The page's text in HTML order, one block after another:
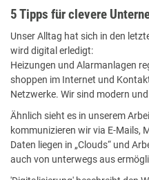
5 Tipps für clevere
Unser Alltag hat sich in den
wird digital erledigt:
Heizungen und Alarmanlagen
shoppen im Internet und
Netzwerke. Wir sind modern
Ähnlich sieht es in unserem
kommunizieren wir via E-Mails,
Daten liegen in „Clouds“ und
auch von unterwegs aus